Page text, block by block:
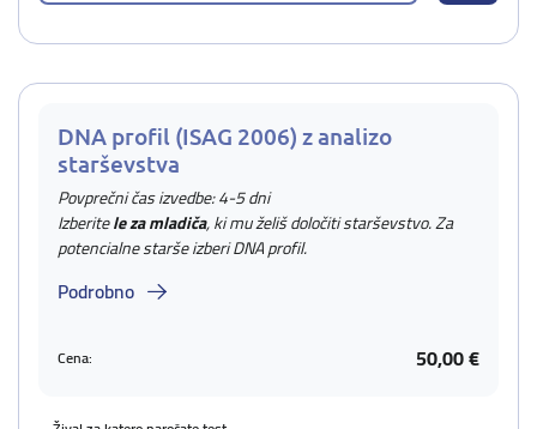
DNA profil (ISAG 2006) z analizo
starševstva
Povprečni čas izvedbe: 4-5 dni
Izberitele za mladiča, ki mu želiš določiti starševstvo. Za
potencialne starše izberi DNA profil.
Podrobno
Cena: 50,00 €